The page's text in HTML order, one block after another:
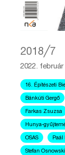
2018╱7
2022. február
16. Építészeti
Bánkúti Gergő
Farkas Zsuzsa
Hunya-
OSAS Paál
Stefan Osnowski